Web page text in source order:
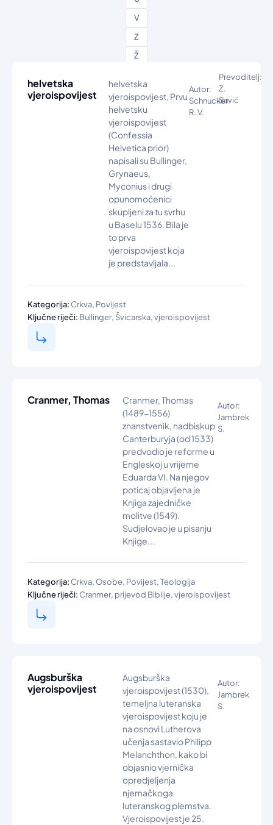
V
Z
Ž
helvetska
vjeroispovijest
helvetska
vjeroispovijest, Prvu
helvetsku
vjeroispovijest
(Confessia
Helvetica prior)
napisali su Bullinger,
Grynaeus,
Myconius i drugi
opunomoćenici
skupljeni za tu svrhu
u Baselu 1536. Bila je
to prva
vjeroispovijest koja
je predstavljala...
Autor:
Schnucker
R. V.
Prevoditelj:
Z.
Savić
Kategorija: Crkva, Povijest
Ključne riječi: Bullinger, Švicarska,vjeroispovijest
Cranmer, Thomas
Cranmer, Thomas
(1489-1556)
znanstvenik, nadbiskup
Canterburyja (od 1533)
predvodio je reforme u
Engleskoj u vrijeme
Eduarda VI. Na njegov
poticaj objavljena je
Knjiga zajedničke
molitve (1549).
Sudjelovao je u pisanju
Knjige...
Autor:
Jambrek
S.
Kategorija: Crkva, Osobe, Povijest,Teologija
Ključne riječi: Cranmer, prijevod Biblije,vjeroispovijest
Augsburška
vjeroispovijest
Augsburška
vjeroispovijest (1530),
temeljna luteranska
vjeroispovijest koju je
na osnovi Lutherova
učenja sastavio Philipp
Melanchthon, kako bi
objasnio vjernička
opredjeljenja
njemačkoga
luteranskog plemstva.
Vjeroispovijest je 25.
Autor:
Jambrek
S.